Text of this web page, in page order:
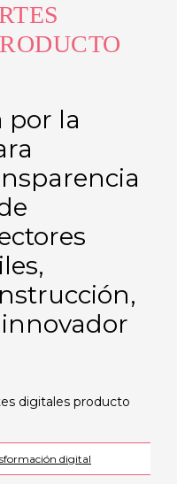
por la
innovador
digital